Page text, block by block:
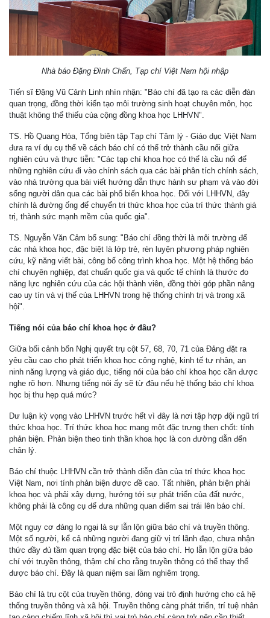
Nhà báo Đặng Đình Chấn, Tạp chí Việt Nam hội nhập
Tiến sĩ Đặng Vũ Cảnh Linh nhìn nhận: "Báo chí đã tạo ra các diễn đàn
quan trọng, đồng thời kiến tạo môi trường sinh hoạt chuyên môn, học
thuật không thể thiếu của cộng đồng khoa học LHHVN".
TS. Hồ Quang Hòa, Tổng biên tập Tạp chí Tâm lý - Giáo dục Việt Nam
đưa ra ví dụ cụ thể về cách báo chí có thể trở thành cầu nối giữa
nghiên cứu và thực tiễn: "Các tạp chí khoa học có thể là cầu nối để
những nghiên cứu đi vào chính sách qua các bài phân tích chính sách,
vào nhà trường qua bài viết hướng dẫn thực hành sư phạm và vào đời
sống người dân qua các bài phổ biến khoa học. Đối với LHHVN, đây
chính là đường ống để chuyển tri thức khoa học của trí thức thành giá
trị, thành sức mạnh mềm của quốc gia".
TS. Nguyễn Văn Cảm bổ sung: "Báo chí đồng thời là môi trường để
các nhà khoa học, đặc biệt là lớp trẻ, rèn luyện phương pháp nghiên
cứu, kỹ năng viết bài, công bố công trình khoa học. Một hệ thống báo
chí chuyên nghiệp, đạt chuẩn quốc gia và quốc tế chính là thước đo
năng lực nghiên cứu của các hội thành viên, đồng thời góp phần nâng
cao uy tín và vị thế của LHHVN trong hệ thống chính trị và trong xã
hội".
Tiếng nói của báo chí khoa học ở đâu?
Giữa bối cảnh bốn Nghị quyết trụ cột 57, 68, 70, 71 của Đảng đặt ra
yêu cầu cao cho phát triển khoa học công nghệ, kinh tế tư nhân, an
ninh năng lượng và giáo dục, tiếng nói của báo chí khoa học cần được
nghe rõ hơn. Nhưng tiếng nói ấy sẽ từ đâu nếu hệ thống báo chí khoa
học bị thu hẹp quá mức?
Dư luận kỳ vọng vào LHHVN trước hết vì đây là nơi tập hợp đội ngũ trí
thức khoa học. Trí thức khoa học mang một đặc trưng then chốt: tính
phản biện. Phản biện theo tinh thần khoa học là con đường dẫn đến
chân lý.
Báo chí thuộc LHHVN cần trở thành diễn đàn của trí thức khoa học
Việt Nam, nơi tính phản biện được đề cao. Tất nhiên, phản biện phải
khoa học và phải xây dựng, hướng tới sự phát triển của đất nước,
không phải là công cụ để đưa những quan điểm sai trái lên báo chí.
Một nguy cơ đáng lo ngại là sự lẫn lộn giữa báo chí và truyền thông.
Một số người, kể cả những người đang giữ vị trí lãnh đạo, chưa nhận
thức đầy đủ tầm quan trọng đặc biệt của báo chí. Họ lẫn lộn giữa báo
chí với truyền thông, thậm chí cho rằng truyền thông có thể thay thế
được báo chí. Đây là quan niệm sai lầm nghiêm trọng.
Báo chí là trụ cột của truyền thông, đóng vai trò định hướng cho cả hệ
thống truyền thông và xã hội. Truyền thông càng phát triển, trí tuệ nhân